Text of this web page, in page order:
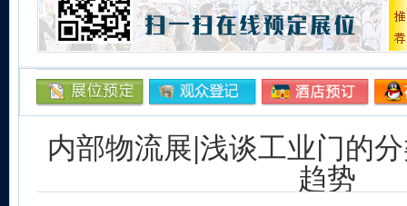
内部物流展|浅谈工业门的
趋势